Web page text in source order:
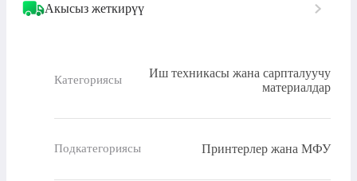
Акысыз жеткирүү
Категориясы
Иш техникасы жана сарпталуучу
материалдар
Подкатегориясы Принтерлер жана МФУ